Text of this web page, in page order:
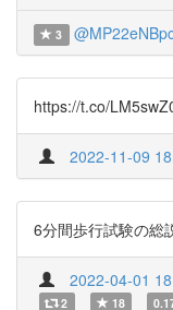
3
https://t.co/
2022-11-09
6分間歩行試験の総
2022-04-01
2 18